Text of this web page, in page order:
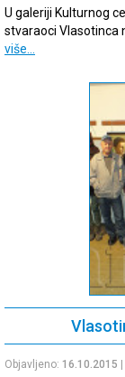
U galeriji Kulturnog
stvaraoci Vlasotinca
više…
Objavljeno: 16.10.2015